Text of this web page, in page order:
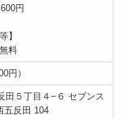
円
】
料
円）
田５丁目４−６ セブンス
五反田 104